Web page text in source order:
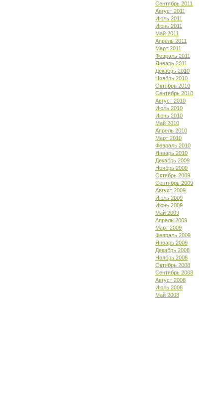
Сентябрь 2011
Август 2011
Июль 2011
Июнь 2011
Май 2011
Апрель 2011
Март 2011
Февраль 2011
Январь 2011
Декабрь 2010
Ноябрь 2010
Октябрь 2010
Сентябрь 2010
Август 2010
Июль 2010
Июнь 2010
Май 2010
Апрель 2010
Март 2010
Февраль 2010
Январь 2010
Декабрь 2009
Ноябрь 2009
Октябрь 2009
Сентябрь 2009
Август 2009
Июль 2009
Июнь 2009
Май 2009
Апрель 2009
Март 2009
Февраль 2009
Январь 2009
Декабрь 2008
Ноябрь 2008
Октябрь 2008
Сентябрь 2008
Август 2008
Июль 2008
Май 2008